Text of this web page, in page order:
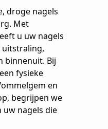
droge nagels
Met
u uw nagels
uitstraling,
binnenuit. Bij
fysieke
en
begrijpen we
uw nagels die